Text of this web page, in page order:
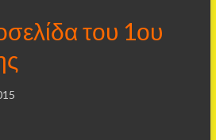
του 1ου